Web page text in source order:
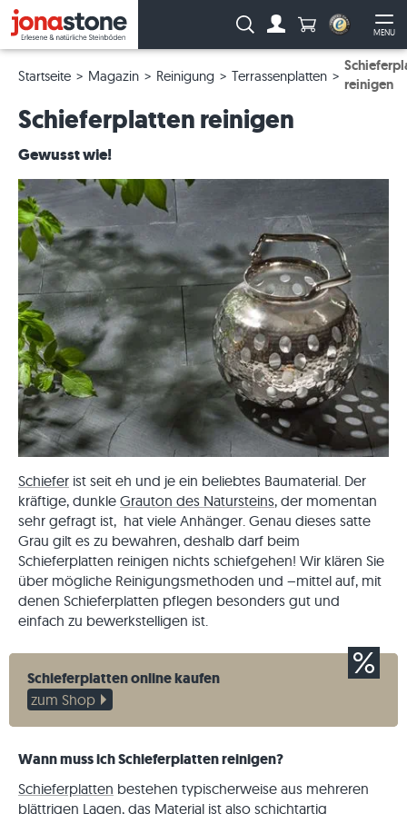
MENU
Suche: Anzahl
Startseite Magazin Reinigung Terrassenplatten
reinigen
Schieferplatten reinigen
Gewusst wie!
Schiefer ist seit eh und je ein beliebtes Baumaterial. Der
kräftige, dunkle Grauton des Natursteins, der momentan
sehr gefragt ist, hat viele Anhänger. Genau dieses satte
Grau gilt es zu bewahren, deshalb darf beim
Schieferplatten reinigen nichts schiefgehen! Wir klären Sie
über mögliche Reinigungsmethoden und –mittel auf, mit
denen Schieferplatten pflegen besonders gut und
einfach zu bewerkstelligen ist.
Schieferplatten online kaufen
zum Shop
Wann muss ich Schieferplatten reinigen?
Schieferplatten bestehen typischerweise aus mehreren
blättrigen Lagen, das Material ist also schichtartig